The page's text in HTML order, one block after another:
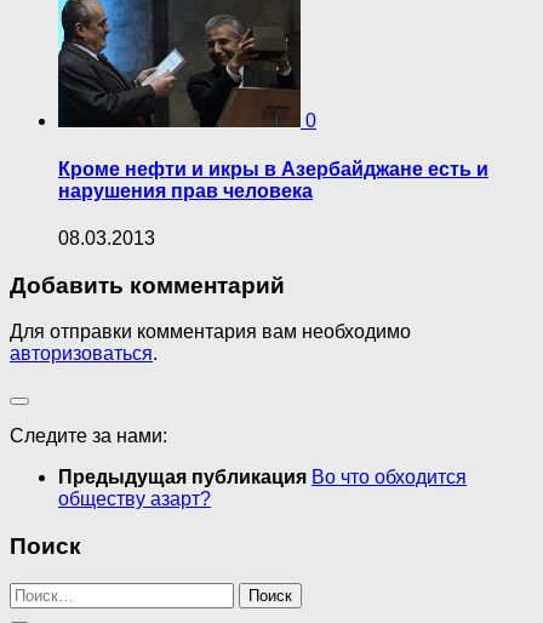
0
Кроме нефти и икры в Азербайджане есть и
нарушения прав человека
08.03.2013
Добавить комментарий
Для отправки комментария вам необходимо
авторизоваться.
Следите за нами:
Предыдущая публикация Во что обходится
обществу азарт?
Поиск
Найти: